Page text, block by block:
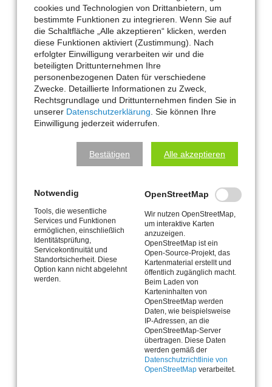
Das angegliederte, eigenständige Hotel mit Gast- und
Gesellschaftsräumen sowie sanitäre Einrichtungen und
Backstage-Bereiche erlauben einen professionellen Einsatz
der Halle, bei dem Ausrichtern, Catering, Mitarbeitern und
Besuchern der bestmögliche Service geboten werden kann.
Event-Daten
Ausstellungsfläche im zentralen Innenbereich
1.000 mFläche im Außenbereich
Vier Zuschauertribünen in zwei Bereichen
Veranstaltungstechnik, sanitäre Einrichtungen,
Backstage-Bereiche
Energieplan für Bühnen, Podium und individuelle
Nutzung
Hotel, Gastronomie im Haus (Eigenständig)
Entfluchtungskonzept zur sicheren Entleerung der Halle
Parkplatzkonzept für PKWs, Motorräder, Fahrräder und
Mietpreise und Termine auf Anfrage
Bestuhlungen, mobile Einrichtungen, Catering- und
cookies und Technologien von Drittanbietern, um
bestimmte Funktionen zu integrieren. Wenn Sie auf
die Schaltfläche „Alle akzeptieren“ klicken, werden
diese Funktionen aktiviert (Zustimmung). Nach
erfolgter Einwilligung verarbeiten wir und die
beteiligten Drittunternehmen Ihre
personenbezogenen Daten für verschiedene
Zwecke. Detaillierte Informationen zu Zweck,
Rechtsgrundlage und Drittunternehmen finden Sie in
unserer Datenschutzerklärung . Sie können Ihre
Einwilligung jederzeit widerrufen.
Bestätigen Alle akzeptieren
Notwendig
Tools, die wesentliche
Services und Funktionen
ermöglichen, einschließlich
Identitätsprüfung,
Servicekontinuität und
Standortsicherheit. Diese
Option kann nicht abgelehnt
werden.
OpenStreetMap
Wir nutzen OpenStreetMap,
um interaktive Karten
anzuzeigen.
OpenStreetMap ist ein
Open-Source-Projekt, das
Kartenmaterial erstellt und
öffentlich zugänglich macht.
Beim Laden von
Karteninhalten von
OpenStreetMap werden
Daten, wie beispielsweise
IP-Adressen, an die
OpenStreetMap-Server
übertragen. Diese Daten
werden gemäß der
Datenschutzrichtlinie von
OpenStreetMap verarbeitet.